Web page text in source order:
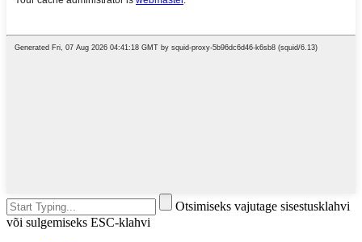
Otsimiseks vajutage sisestusklahvi
või sulgemiseks ESC-klahvi